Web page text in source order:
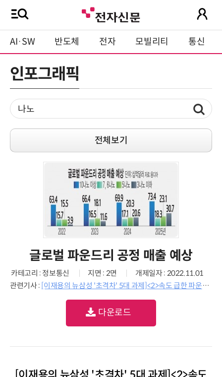
AI·SW 반도체 전자 모빌리티 통신
인포그래픽
전체보기
글로벌 파운드리 공정 매출 예상
카테고리 : 정보통신 지면 : 2면
개제일자 : 2022.11.01
관련기사 : [이재용의 뉴삼성 '초격차' 5대 과제]<2>속도 급한 파운드리
다운로드